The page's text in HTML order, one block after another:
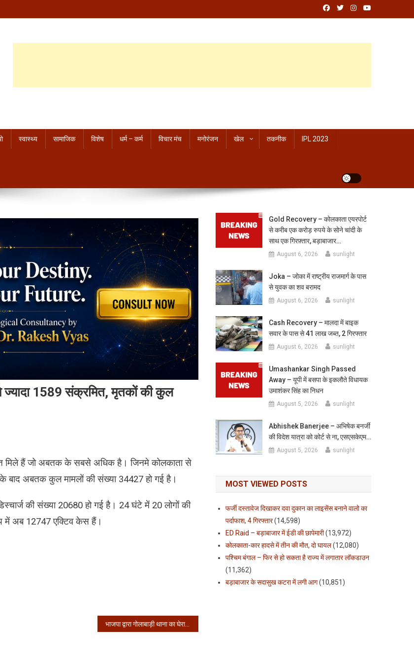
स्वास्थ्य सामाजिक विशेष धर्म – कर्म विचार मंच मनोरंजन खेल तकनीक IPL 2023
1589 संक्रमित, मृतकों की कुल
मिले हैं जो अबतक के सबसे अधिक है। जिनमे कोलकाता से
बाद अबतक कुल मामलों की संख्या 34427 हो गई है।
की संख्या 20680 हो गई है। 24 घंटे में 20 लोगों की
में अब 12747 एक्टिव केस हैं।
भाजपा द्वारा गोलाबाड़ी थाना का घेराव
Gold Recovery – कोलकाता एयरपोर्ट
से करीब एक करोड़ रुपये के सोने चांदी के
साथ एक गिरफ़्तार, बड़ाबाजार…
August 6, 2026 sunlight
Joka – जोका में राष्ट्रीय राजमार्ग के पास
से युवक का शव बरामद
August 6, 2026 sunlight
Cash Recovery – मालदा में बाइक
सवार के पास से 41 लाख जब्त, 2 गिरफ्तार
August 6, 2026 sunlight
Umashankar Singh Passed
Away – यूपी में बसपा के इकलौते विधायक
उमाशंकर सिंह का निधन
August 5, 2026 sunlight
Abhishek Banerjee – अभिषेक बनर्जी
की विदेश यात्रा को कोर्ट से ना, एसएसकेएम…
August 5, 2026 sunlight
MOST VIEWED POSTS
फर्जी दस्तावेज दिखाकर दवा दुकान का लाइसेंस बनाने वालो का
पर्दाफाश, 4 गिरफ्तार(14,598)
ED Raid – बड़ाबाजार में ईडी की छापेमारी(13,972)
कोलकाता-कार हादसे में तीन की मौत, दो घायल(12,080)
पश्चिम बंगाल – फिर से हो सकता है राज्य में लगातार लॉकडाउन
(11,362)
बड़ाबाजार के सदासुख कटरा में लगी आग(10,851)